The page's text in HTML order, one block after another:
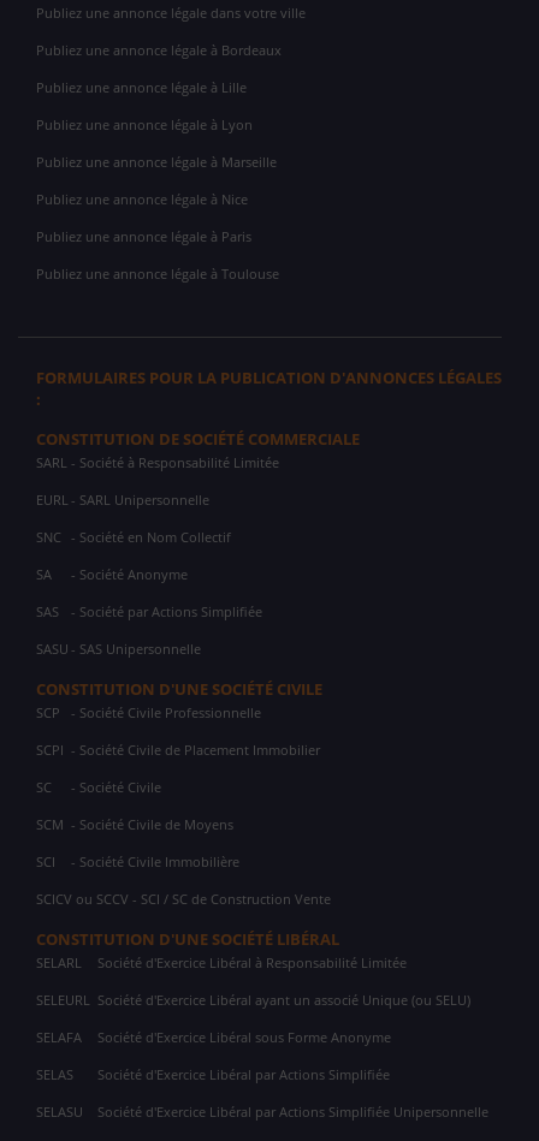
Publiez une annonce légale dans votre ville
Publiez une annonce légale à Bordeaux
Publiez une annonce légale à Lille
Publiez une annonce légale à Lyon
Publiez une annonce légale à Marseille
Publiez une annonce légale à Nice
Publiez une annonce légale à Paris
Publiez une annonce légale à Toulouse
FORMULAIRES POUR LA PUBLICATION D'ANNONCES LÉGALES
:
CONSTITUTION DE SOCIÉTÉ COMMERCIALE
SARL - Société à Responsabilité Limitée
EURL - SARL Unipersonnelle
SNC - Société en Nom Collectif
SA - Société Anonyme
SAS - Société par Actions Simplifiée
SASU - SAS Unipersonnelle
CONSTITUTION D'UNE SOCIÉTÉ CIVILE
SCP - Société Civile Professionnelle
SCPI - Société Civile de Placement Immobilier
SC - Société Civile
SCM - Société Civile de Moyens
SCI - Société Civile Immobilière
SCICV ou SCCV - SCI / SC de Construction Vente
CONSTITUTION D'UNE SOCIÉTÉ LIBÉRAL
SELARL Société d'Exercice Libéral à Responsabilité Limitée
SELEURL Société d'Exercice Libéral ayant un associé Unique (ou SELU)
SELAFA Société d'Exercice Libéral sous Forme Anonyme
SELAS Société d'Exercice Libéral par Actions Simplifiée
SELASU Société d'Exercice Libéral par Actions Simplifiée Unipersonnelle